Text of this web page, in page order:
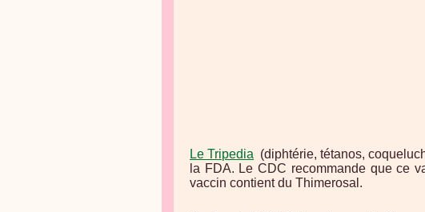
Le Tripedia (diphtérie, tétanos,
la FDA. Le CDC recommande que ce
vaccin contient du Thimerosal.